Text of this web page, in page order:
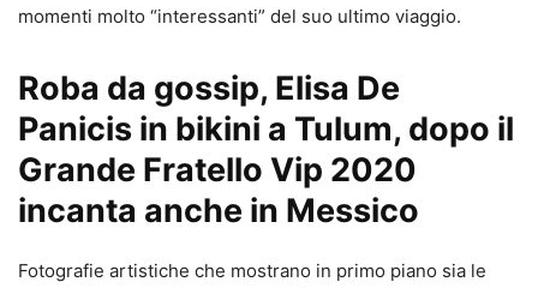
momenti molto “interessanti” del suo ultimo viaggio.
Roba da gossip, Elisa De
Panicis in bikini a Tulum, dopo il
Grande Fratello Vip 2020
incanta anche in Messico
Fotografie artistiche che mostrano in primo piano sia le